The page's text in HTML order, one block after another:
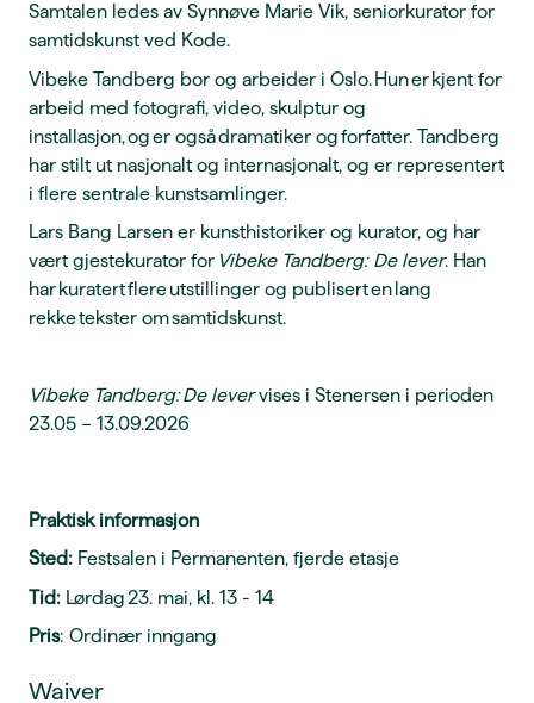
Samtalen ledes av Synnøve Marie Vik, seniorkurator for
samtidskunst ved Kode.
Vibeke Tandberg bor og arbeider i Oslo. Hun er kjent for
arbeid med fotografi, video, skulptur og
installasjon, og er også dramatiker og forfatter. Tandberg
har stilt ut nasjonalt og internasjonalt, og er representert
i flere sentrale kunstsamlinger.
Lars Bang Larsen er kunsthistoriker og kurator, og har
vært gjestekurator for Vibeke Tandberg: De lever. Han
har kuratert flere utstillinger og publisert en lang
rekke tekster om samtidskunst.
Vibeke Tandberg:De lever vises i Stenersen i perioden
23.05 – 13.09.2026
Praktisk informasjon
Sted: Festsalen i Permanenten, fjerde etasje
Tid: Lørdag 23. mai, kl. 13 - 14
Pris: Ordinær inngang
Waiver